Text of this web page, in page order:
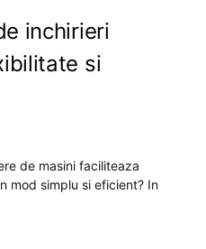
inchirieri
si
de masini faciliteaza
mod simplu si eficient? In